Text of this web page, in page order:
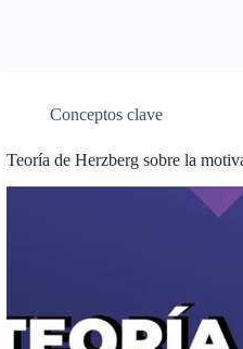
Conceptos clave
Teoría de Herzberg sobre la